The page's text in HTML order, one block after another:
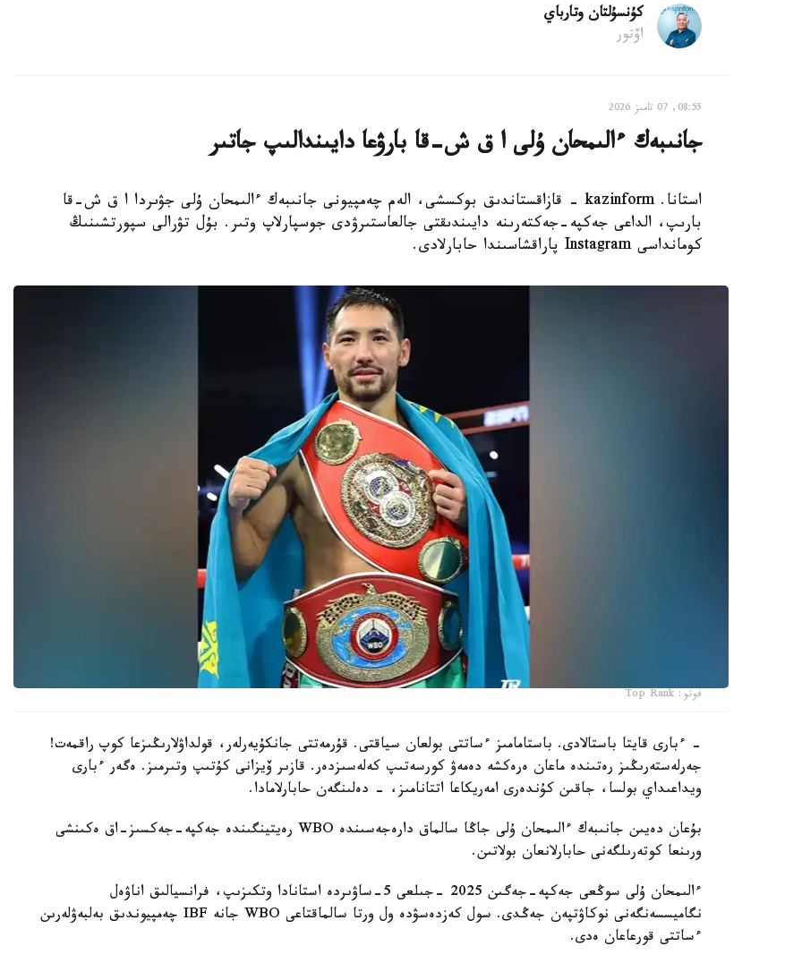
كۇنسۇلتان وتارباي
اۆتور
08:55, 07 تامىز 2026
جانىبەك ءالىمحان ۇلى ا ق ش-قا بارۋعا دايىندالىپ جاتىر
استانا. kazinform - قازاقستاندىق بوكسشى، الەم چەمپيونى جانىبەك ءالىمحان ۇلى جۋىردا ا ق ش-قا
بارىپ، الداعى جەكپە-جەكتەرىنە دايىندىقتى جالعاستىرۋدى جوسپارلاپ وتىر. بۇل تۋرالى سپورتشىنىڭ
كومانداسى Instagram پاراقشاسىندا حابارلادى.
فوتو: Top Rank
- ءبارى قايتا باستالادى. باستامامىز ءساتتى بولعان سياقتى. قۇرمەتتى جانكۇيەرلەر، قولداۋلارىڭىزعا كوپ راقمەت!
جەرلەستەرىڭىز رەتىندە ماعان ەرەكشە دەمەۋ كورسەتىپ كەلەسىزدەر. قازىر ۆيزانى كۇتىپ وتىرمىز. ەگەر ءبارى
ويداعىداي بولسا، جاقىن كۇندەرى امەريكاعا اتتانامىز، - دەلىنگەن حابارلامادا.
بۇعان دەيىن جانىبەك ءالىمحان ۇلى جاڭا سالماق دارەجەسىندە WBO رەيتينگىندە جەكپە-جەكسىز-اق ەكىنشى
ورىنعا كوتەرىلگەنى حابارلانعان بولاتىن.
ءالىمحان ۇلى سوڭعى جەكپە-جەگىن 2025 -جىلعى 5-ساۋىردە استانادا وتكىزىپ، فرانسيالىق اناۋەل
نگاميسسەنگەنى نوكاۋتپەن جەڭدى. سول كەزدەسۋدە ول ورتا سالماقتاعى WBO جانە IBF چەمپيوندىق بەلبەۋلەرىن
ءساتتى قورعاعان ەدى.